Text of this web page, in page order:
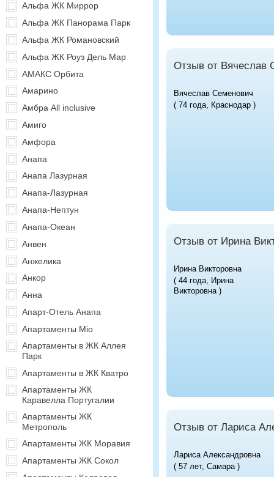
Альфа ЖК Миррор
Альфа ЖК Панорама Парк
Альфа ЖК Романовский
Альфа ЖК Роуз Дель Мар
АМАКС Орбита
Амарино
Амбра All inclusive
Амиго
Амфора
Анапа
Анапа Лазурная
Анапа-Лазурная
Анапа-Нептун
Анапа-Океан
Анвен
Анжелика
Анкор
Анна
Апарт-Отель Анапа
Апартаменты Mio
Апартаменты в ЖК Аллея
Парк
Апартаменты в ЖК Кватро
Апартаменты ЖК
Каравелла Португалии
Апартаменты ЖК
Метрополь
Апартаменты ЖК Моравия
Апартаменты ЖК Сокол
Отзыв от Вячеслав
Вячеслав Семенович
( 74 года, Краснодар )
Отзыв от Ирина
Ирина Викторовна
( 44 года, Ирина
Викторовна )
Отзыв от Лариса
Лариса Александровна
( 57 лет, Самара )